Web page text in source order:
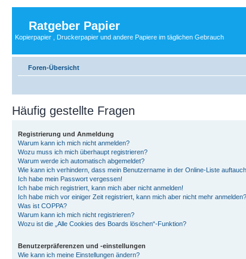
Ratgeber Papier
Kopierpapier , Druckerpapier und andere Papiere im täglichen Gebrauch
Foren-Übersicht
Häufig gestellte Fragen
Registrierung und Anmeldung
Warum kann ich mich nicht anmelden?
Wozu muss ich mich überhaupt registrieren?
Warum werde ich automatisch abgemeldet?
Wie kann ich verhindern, dass mein Benutzername in der Online-Liste
Ich habe mein Passwort vergessen!
Ich habe mich registriert, kann mich aber nicht anmelden!
Ich habe mich vor einiger Zeit registriert, kann mich aber nicht mehr
Was ist COPPA?
Warum kann ich mich nicht registrieren?
Wozu ist die „Alle Cookies des Boards löschen“-Funktion?
Benutzerpräferenzen und -einstellungen
Wie kann ich meine Einstellungen ändern?